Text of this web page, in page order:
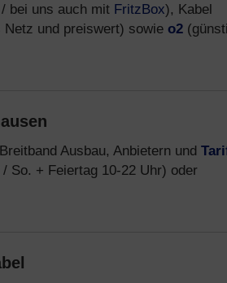
bei uns auch mit FritzBox), Kabel
Netz und preiswert) sowie o2
Ausbau, Anbietern und
So. + Feiertag 10-22 Uhr) oder